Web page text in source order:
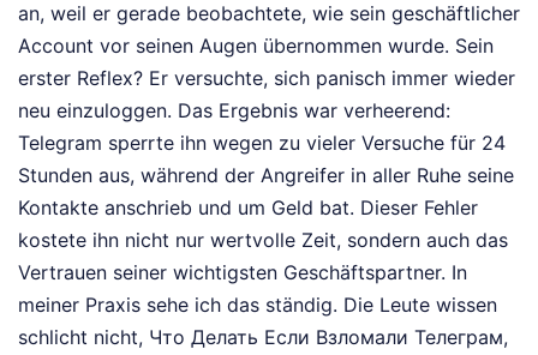
an, weil er gerade beobachtete, wie sein geschäftlicher
Account vor seinen Augen übernommen wurde. Sein
erster Reflex? Er versuchte, sich panisch immer wieder
neu einzuloggen. Das Ergebnis war verheerend:
Telegram sperrte ihn wegen zu vieler Versuche für 24
Stunden aus, während der Angreifer in aller Ruhe seine
Kontakte anschrieb und um Geld bat. Dieser Fehler
kostete ihn nicht nur wertvolle Zeit, sondern auch das
Vertrauen seiner wichtigsten Geschäftspartner. In
meiner Praxis sehe ich das ständig. Die Leute wissen
schlicht nicht, Что Делать Если Взломали Телеграм,